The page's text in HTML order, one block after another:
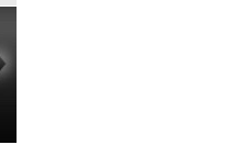
20120313 《阜